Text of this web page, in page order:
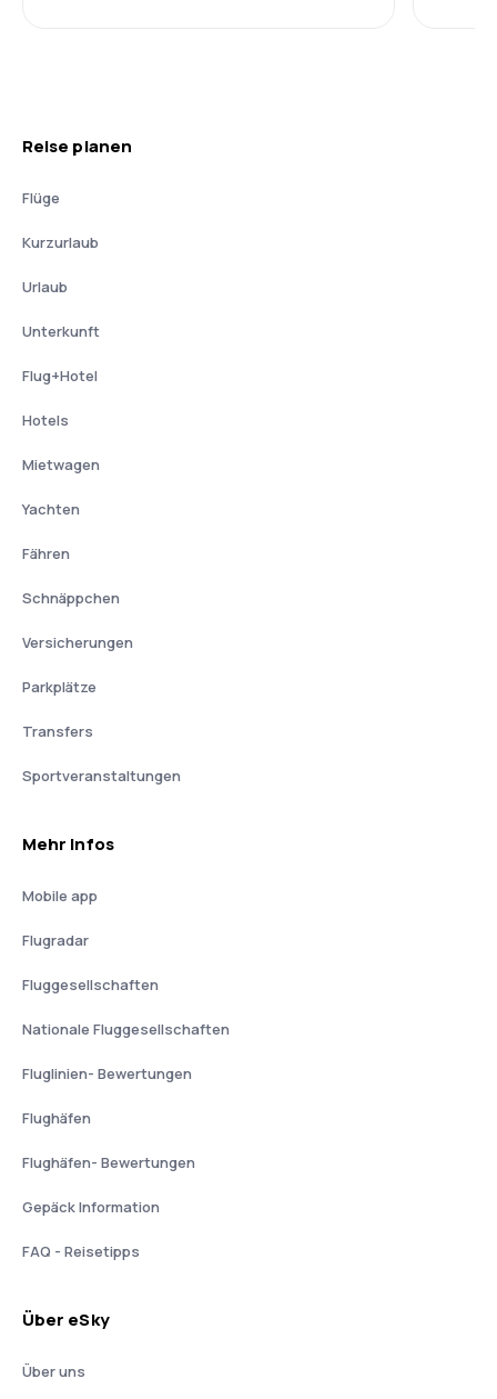
Reise planen
Flüge
Kurzurlaub
Urlaub
Unterkunft
Flug+Hotel
Hotels
Mietwagen
Yachten
Fähren
Schnäppchen
Versicherungen
Parkplätze
Transfers
Sportveranstaltungen
Mehr Infos
Mobile app
Flugradar
Fluggesellschaften
Nationale Fluggesellschaften
Fluglinien- Bewertungen
Flughäfen
Flughäfen- Bewertungen
Gepäck Information
FAQ - Reisetipps
Über eSky
Über uns